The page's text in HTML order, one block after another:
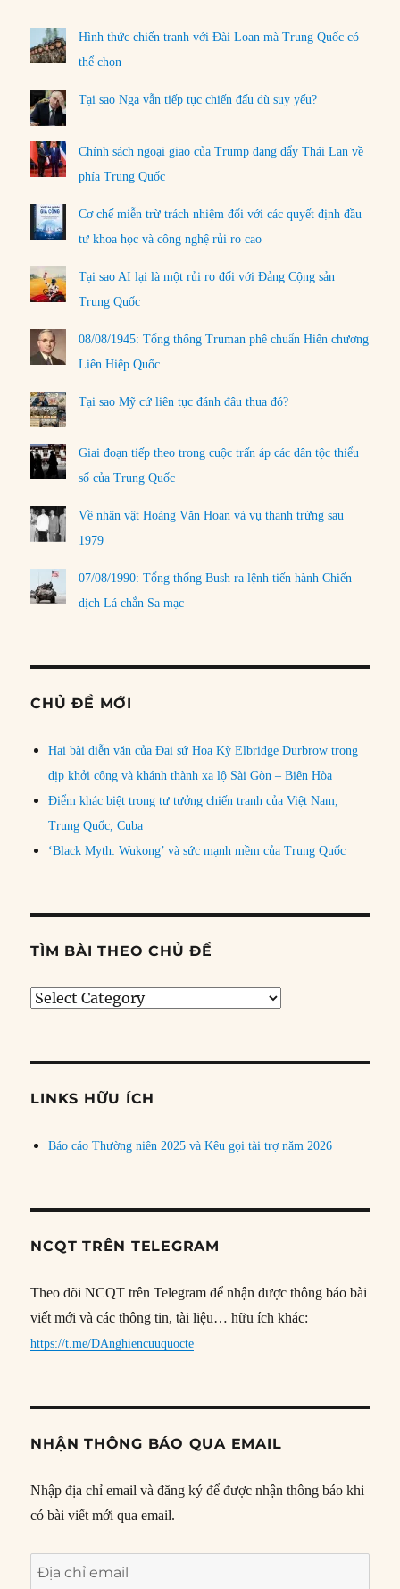
Hình thức chiến tranh với Đài Loan mà Trung Quốc có
thể chọn
Tại sao Nga vẫn tiếp tục chiến đấu dù suy yếu?
Chính sách ngoại giao của Trump đang đẩy Thái Lan về
phía Trung Quốc
Cơ chế miễn trừ trách nhiệm đối với các quyết định đầu
tư khoa học và công nghệ rủi ro cao
Tại sao AI lại là một rủi ro đối với Đảng Cộng sản
Trung Quốc
08/08/1945: Tổng thống Truman phê chuẩn Hiến chương
Liên Hiệp Quốc
Tại sao Mỹ cứ liên tục đánh đâu thua đó?
Giai đoạn tiếp theo trong cuộc trấn áp các dân tộc thiểu
số của Trung Quốc
Về nhân vật Hoàng Văn Hoan và vụ thanh trừng sau
1979
07/08/1990: Tổng thống Bush ra lệnh tiến hành Chiến
dịch Lá chắn Sa mạc
CHỦ ĐỀ MỚI
Hai bài diễn văn của Đại sứ Hoa Kỳ Elbridge Durbrow trong
dịp khởi công và khánh thành xa lộ Sài Gòn – Biên Hòa
Điểm khác biệt trong tư tưởng chiến tranh của Việt Nam,
Trung Quốc, Cuba
‘Black Myth: Wukong’ và sức mạnh mềm của Trung Quốc
TÌM BÀI THEO CHỦ ĐỀ
Tìm
đề
LINKS HỮU ÍCH
Báo cáo Thường niên 2025 và Kêu gọi tài trợ năm 2026
NCQT TRÊN TELEGRAM
Theo dõi NCQT trên Telegram để nhận được thông báo bài
viết mới và các thông tin, tài liệu… hữu ích khác:
https://t.me/DAnghiencuuquocte
NHẬN THÔNG BÁO QUA EMAIL
Nhập địa chỉ email và đăng ký để được nhận thông báo khi
có bài viết mới qua email.
Địa